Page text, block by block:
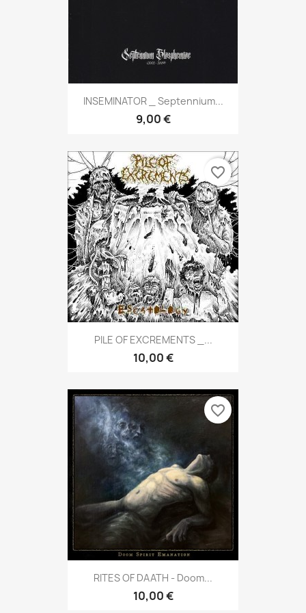
INSEMINATOR _ Septennium...
9,00 €
PILE OF EXCREMENTS _...
10,00 €
favorite_border
RITES OF DAATH - Doom...
10,00 €
favorite_border